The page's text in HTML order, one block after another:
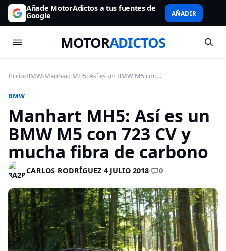
Añade MotorAdictos a tus fuentes de
Google AÑADIR
MOTORADICTOS
Inicio›BMW›Manhart MH5: Así es un BMW M5 con...
BMW
Manhart MH5: Así es un
BMW M5 con 723 CV y
mucha fibra de carbono
CARLOS RODRÍGUEZ·4 JULIO 2018· 0